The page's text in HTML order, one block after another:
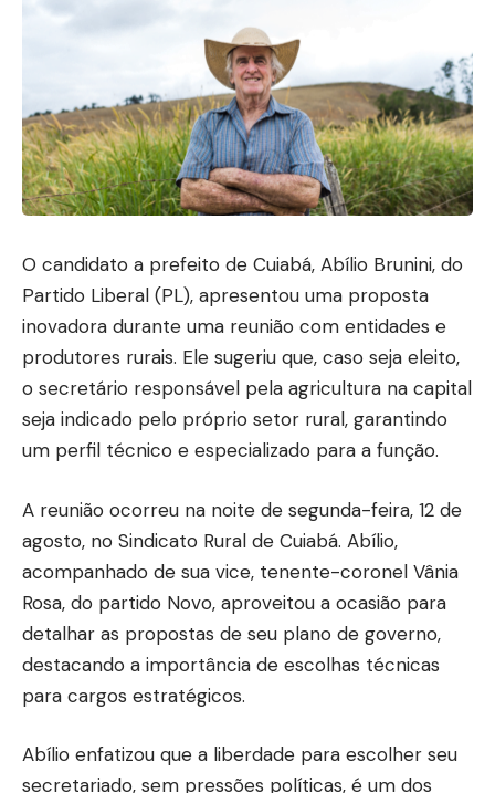
O candidato a prefeito de Cuiabá, Abílio Brunini, do
Partido Liberal (PL), apresentou uma proposta
inovadora durante uma reunião com entidades e
produtores rurais. Ele sugeriu que, caso seja eleito,
o secretário responsável pela agricultura na capital
seja indicado pelo próprio setor rural, garantindo
um perfil técnico e especializado para a função.
A reunião ocorreu na noite de segunda-feira, 12 de
agosto, no Sindicato Rural de Cuiabá. Abílio,
acompanhado de sua vice, tenente-coronel Vânia
Rosa, do partido Novo, aproveitou a ocasião para
detalhar as propostas de seu plano de governo,
destacando a importância de escolhas técnicas
para cargos estratégicos.
Abílio enfatizou que a liberdade para escolher seu
secretariado, sem pressões políticas, é um dos